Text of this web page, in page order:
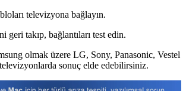
televizyona bağlayın.
geri takıp, bağlantıları test edin.
olmak üzere LG, Sony, Panasonic, Vestel
sonuç elde edebilirsiniz.